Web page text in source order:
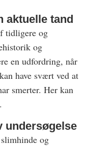
aktuelle tand
tidligere og
og
en udfordring, når
have svært ved at
smerter. Her kan
undersøgelse
og